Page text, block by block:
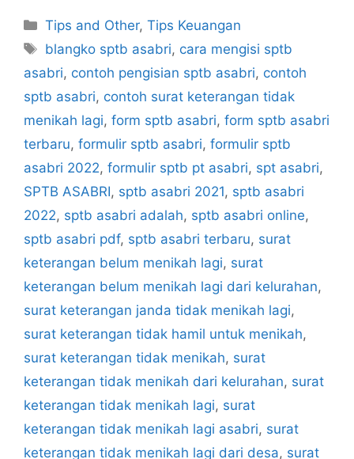
Categories
Tips and Other,Tips Keuangan
Tags
blangko sptb asabri, cara mengisi sptb
asabri, contoh pengisian sptb asabri, contoh
sptb asabri, contoh surat keterangan tidak
menikah lagi, form sptb asabri, form sptb asabri
terbaru, formulir sptb asabri, formulir sptb
asabri 2022, formulir sptb pt asabri, spt asabri,
SPTB ASABRI, sptb asabri 2021, sptb asabri
2022, sptb asabri adalah, sptb asabri online,
sptb asabri pdf, sptb asabri terbaru, surat
keterangan belum menikah lagi, surat
keterangan belum menikah lagi dari kelurahan,
surat keterangan janda tidak menikah lagi,
surat keterangan tidak hamil untuk menikah,
surat keterangan tidak menikah, surat
keterangan tidak menikah dari kelurahan, surat
keterangan tidak menikah lagi, surat
keterangan tidak menikah lagi asabri, surat
keterangan tidak menikah lagi dari desa, surat